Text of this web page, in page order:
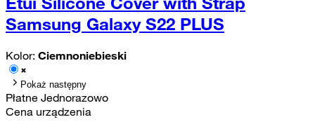
Samsung Galaxy S22 PLUS
Kolor: Ciemnoniebieski
Pokaż następny
Płatne Jednorazowo
Cena urządzenia